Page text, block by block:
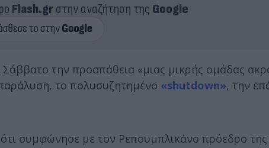
Flash.grστην αναζήτηση της Google
την προσπάθεια «μιας μικρής ομάδας
το πολυσυζητημένο «shutdown», την
συμφώνησε με τον Ρεπουμπλικάνο πρόεδρο